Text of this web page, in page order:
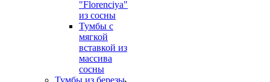
"Florenciya"
из сосны
Тумбы с
мягкой
вставкой из
массива
сосны
Тумбы из березы